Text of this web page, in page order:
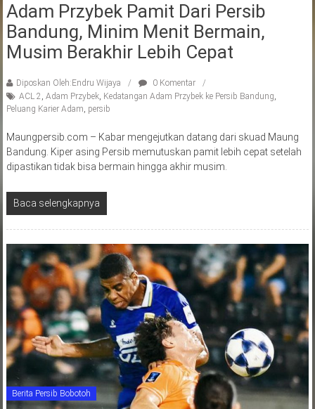
Adam Przybek Pamit Dari Persib
Bandung, Minim Menit Bermain,
Musim Berakhir Lebih Cepat
Diposkan Oleh:Endru Wijaya
0 Komentar
ACL 2, Adam Przybek, Kedatangan Adam Przybek ke Persib Bandung,
Peluang Karier Adam, persib
Maungpersib.com – Kabar mengejutkan datang dari skuad Maung
Bandung. Kiper asing Persib memutuskan pamit lebih cepat setelah
dipastikan tidak bisa bermain hingga akhir musim.
Baca selengkapnya
Berita Persib Bobotoh